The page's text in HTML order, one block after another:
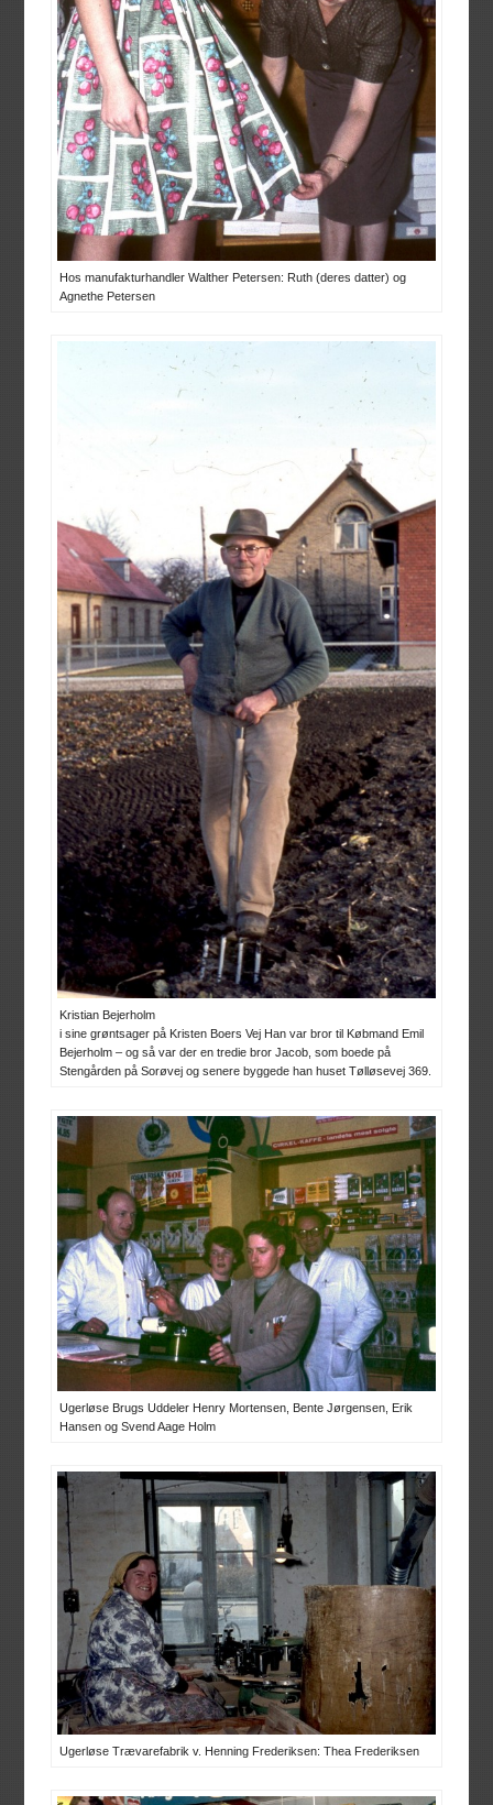
Hos manufakturhandler Walther Petersen: Ruth (deres datter) og
Agnethe Petersen
Kristian Bejerholm
i sine grøntsager på Kristen Boers Vej Han var bror til Købmand Emil
Bejerholm – og så var der en tredie bror Jacob, som boede på
Stengården på Sorøvej og senere byggede han huset Tølløsevej 369.
Ugerløse Brugs Uddeler Henry Mortensen, Bente Jørgensen, Erik
Hansen og Svend Aage Holm
Ugerløse Trævarefabrik v. Henning Frederiksen: Thea Frederiksen